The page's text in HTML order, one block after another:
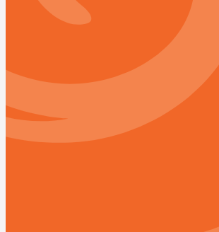
*Wartości dotyczą wariantu
się różnić przy wyborze innego zestawu.
Paczka pełna słońca! Pakiet, który
do słonecznego basenu Morza
poczujesz się jak na najpyszniejszym
wszystko to bez wychodzenia z domu.
niej dania, których nie powstydziłyby
włoskie i greckie restauracje. Spróbuj
smakuje słońce zamknięte w pudełku.